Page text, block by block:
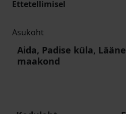
Ettetellimisel
Asukoht
Aida, Padise küla,
maakond